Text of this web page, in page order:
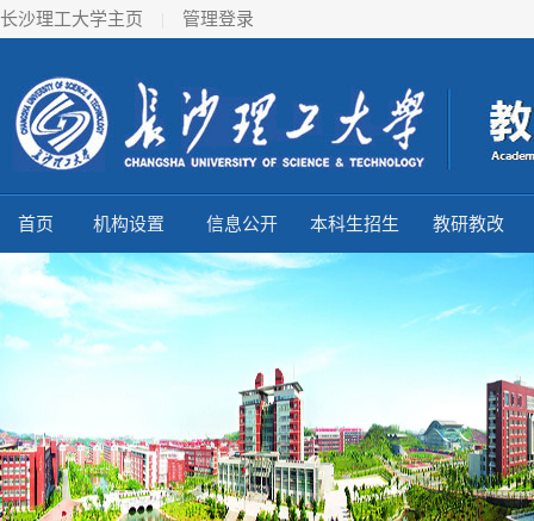
长沙理工大学主页 管理登录
首页 机构设置 信息公开 本科生招生 教研教改